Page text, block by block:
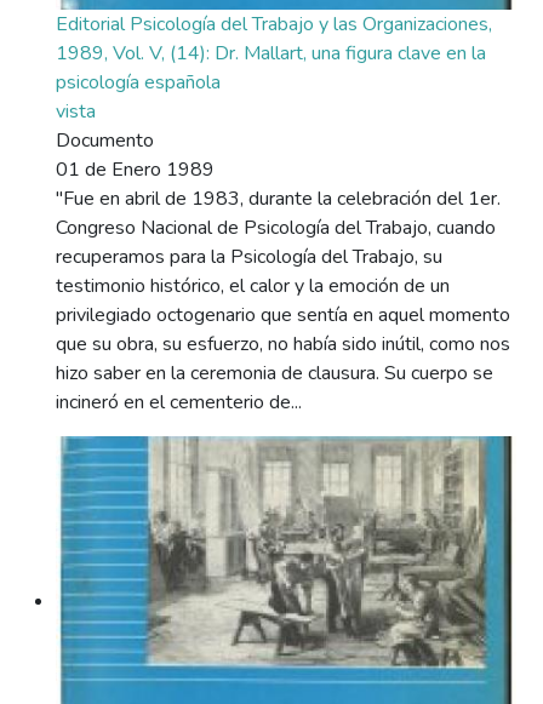
Editorial Psicología del Trabajo y las Organizaciones,
1989, Vol. V, (14): Dr. Mallart, una figura clave en la
psicología española
vista
Documento
01 de Enero 1989
"Fue en abril de 1983, durante la celebración del 1er.
Congreso Nacional de Psicología del Trabajo, cuando
recuperamos para la Psicología del Trabajo, su
testimonio histórico, el calor y la emoción de un
privilegiado octogenario que sentía en aquel momento
que su obra, su esfuerzo, no había sido inútil, como nos
hizo saber en la ceremonia de clausura. Su cuerpo se
incineró en el cementerio de...